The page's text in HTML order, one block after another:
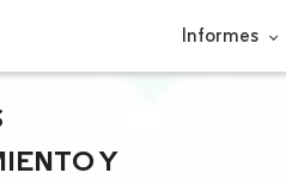
Informes
Y